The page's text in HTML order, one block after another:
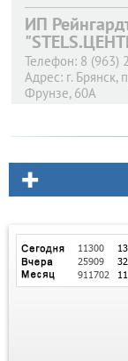
ИП
Телефон: 8 (963)
Адрес: г. Брянск,
Фрунзе, 60А